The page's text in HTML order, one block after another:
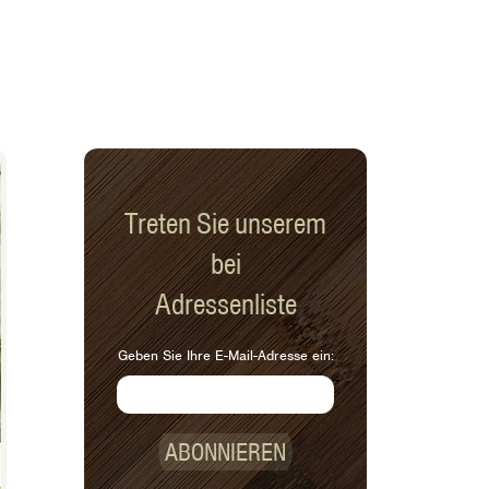
Treten Sie unserem
bei
Adressenliste
Geben Sie Ihre E-Mail-Adresse ein:
ABONNIEREN